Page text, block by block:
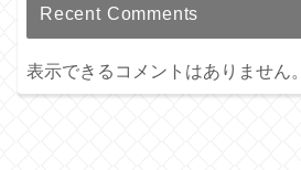
Recent Comments
表示できるコメントはありません。